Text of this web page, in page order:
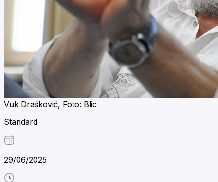
Vuk Drašković, Foto: Blic
Standard
29/06/2025